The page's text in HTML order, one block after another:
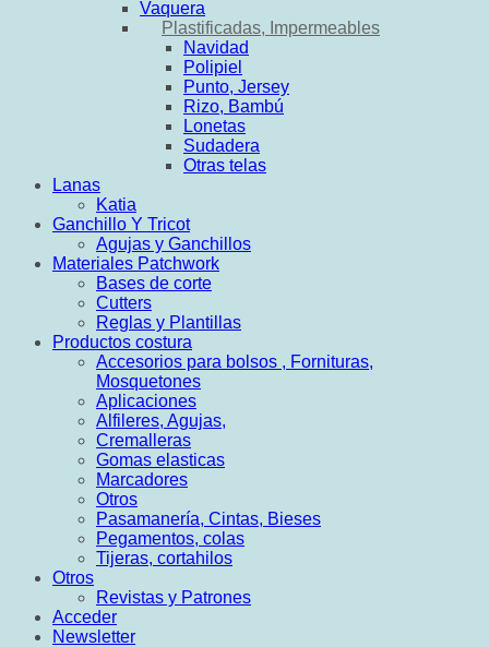
Vaquera
Plastificadas, Impermeables
Navidad
Polipiel
Punto, Jersey
Rizo, Bambú
Lonetas
Sudadera
Otras telas
Lanas
Katia
Ganchillo Y Tricot
Agujas y Ganchillos
Materiales Patchwork
Bases de corte
Cutters
Reglas y Plantillas
Productos costura
Accesorios para bolsos , Fornituras,
Mosquetones
Aplicaciones
Alfileres, Agujas,
Cremalleras
Gomas elasticas
Marcadores
Otros
Pasamanería, Cintas, Bieses
Pegamentos, colas
Tijeras, cortahilos
Otros
Revistas y Patrones
Acceder
Newsletter